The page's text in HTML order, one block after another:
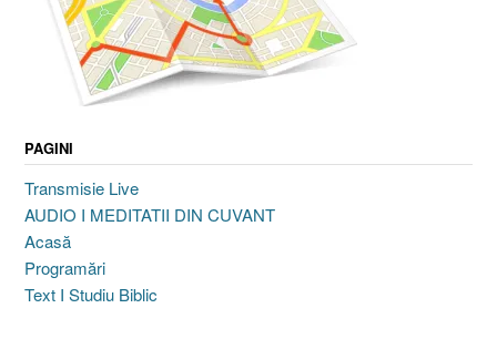
PAGINI
Transmisie Live
AUDIO I MEDITATII DIN CUVANT
Acasă
Programări
Text I Studiu Biblic